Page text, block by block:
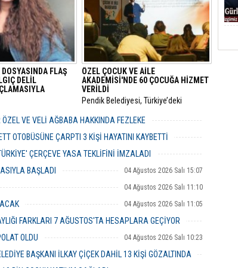
FLAŞ
DELİL
öğrencisi Gülistan
ÖZEL ÇOCUK VE AİLE
AKADEMİSİ'NDE 60 ÇOCUĞA HİZMET
VERİLDİ
Pendik Belediyesi, Türkiye’deki
özelliği taşıyan “Özel Çocuk ve Aile
tamamladı.
VE VELİ AĞBABA HAKKINDA FEZLEKE
05 Ağustos 2026 Çarşamba 10:19
OTOBÜSÜNE ÇARPTI 3 KİŞİ HAYATINI KAYBETTİ
05 Ağustos 2026 Çarşamba 10:06
ÇERÇEVE YASA TEKLİFİNİ İMZALADI
04 Ağustos 2026 Salı 16:18
BAŞLADI 04 Ağustos 2026 Salı 15:07
04 Ağustos 2026 Salı 11:10
04 Ağustos 2026 Salı 11:05
FARKLARI 7 AĞUSTOS'TA HESAPLARA GEÇİYOR
04 Ağustos 2026 Salı 10:43
OLDU 04 Ağustos 2026 Salı 10:23
BAŞKANI İLKAY ÇİÇEK DAHİL 13 KİŞİ GÖZALTINDA